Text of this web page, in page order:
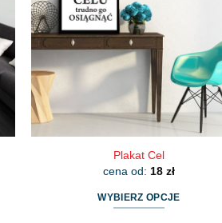
Plakat Cel
cena od: 18 zł
WYBIERZ OPCJE